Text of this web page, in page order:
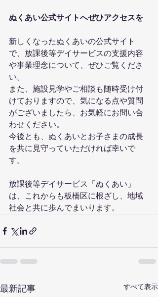
ぬくあい公式サイトへぜひアクセスを
新しくなったぬくあいの公式サイト
で、放課後等デイサービスの支援内容
や事業理念について、ぜひご覧くださ
い。
また、施設見学やご相談も随時受け付
けておりますので、気になる点や質問
がございましたら、お気軽にお問い合
わせください。
今後とも、ぬくあいとお子さまの成長
を共に見守っていただければ幸いで
す。
放課後等デイサービス「ぬくあい」
は、これからも板橋区に根ざし、地域
社会と共に歩んでまいります。
最新記事 すべて表示